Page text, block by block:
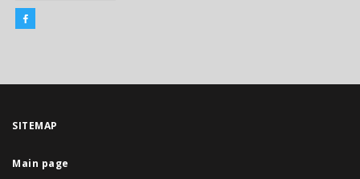
SITEMAP
Main page